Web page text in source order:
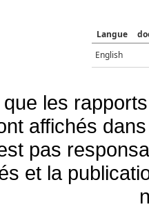
Langue
English
les
affichés
pas
et la